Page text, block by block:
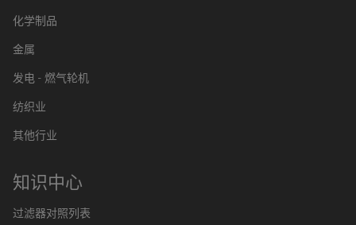
化学制品
金属
发电 - 燃气轮机
纺织业
其他行业
知识中心
过滤器对照列表